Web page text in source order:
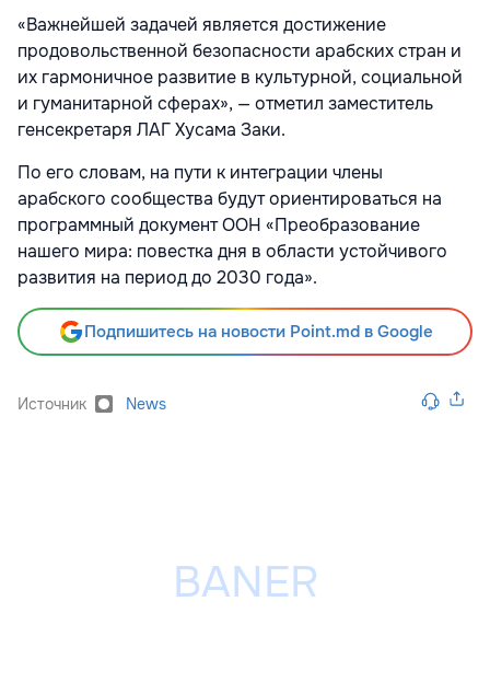
«Важнейшей задачей является достижение
продовольственной безопасности арабских стран и
их гармоничное развитие в культурной, социальной
и гуманитарной сферах», — отметил заместитель
генсекретаря ЛАГ Хусама Заки.
По его словам, на пути к интеграции члены
арабского сообщества будут ориентироваться на
программный документ ООН «Преобразование
нашего мира: повестка дня в области устойчивого
развития на период до 2030 года».
Подпишитесь на новости Point.md в Google
Источник News